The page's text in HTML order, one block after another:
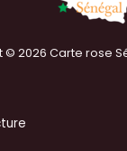
© 2026 Carte rose